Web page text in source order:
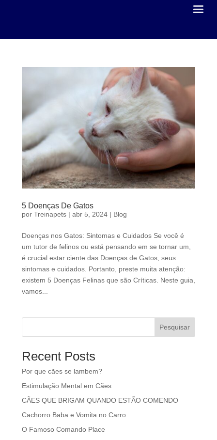
5 Doenças De Gatos
por Treinapets| abr 5, 2024| Blog
Doenças nos Gatos: Sintomas e Cuidados Se você é
um tutor de felinos ou está pensando em se tornar um,
é crucial estar ciente das Doenças de Gatos, seus
sintomas e cuidados. Portanto, preste muita atenção:
existem 5 Doenças Felinas que são Críticas. Neste guia,
vamos...
Pesquisar
Recent Posts
Por que cães se lambem?
Estimulação Mental em Cães
CÃES QUE BRIGAM QUANDO ESTÃO COMENDO
Cachorro Baba e Vomita no Carro
O Famoso Comando Place